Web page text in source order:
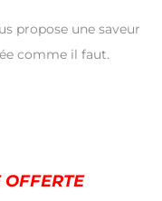
propose une saveur
comme il faut.
OFFERTE